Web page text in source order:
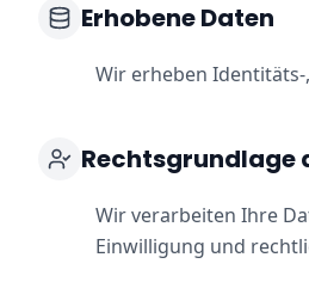
Erhobene Daten
Wir erheben
Rechtsgrundlage
Wir verarbeiten Ihre
Einwilligung und